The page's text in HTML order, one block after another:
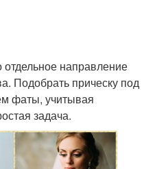
направление
Подобрать прическу под
фаты, учитывая
задача.